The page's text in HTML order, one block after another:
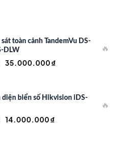
toàn cảnh TandemVu DS-
DLW
Giá
50.000.000 ₫.
35.000.000₫
là:
35.000.000 ₫.
🔥
diện biển số Hikvision iDS-
Giá
14.000.000₫
🔥